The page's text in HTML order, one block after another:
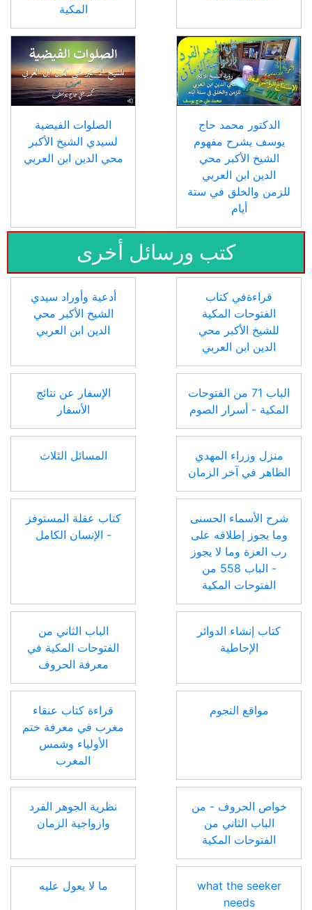
المكية
الدكتور محمد حاج
يوسف يشرح مفهوم
الشيخ الأكبر محي
الدين ابن العربي
للزمن والخلق في ستة
أيام
الصلوات الفيضية
لسيدي الشيخ الأكبر
محي الدين ابن العربي
كتب ورسائل أخرى
قراءةفي كتاب
الفتوحات المكية
للشيخ الأكبر محي
الدين ابن العربي
أدعية وأوراد سيدي
الشيخ الأكبر محي
الدين ابن العربي
الباب 71 من الفتوحات
المكية - أسرار الصوم
الإسفار عن نتائج
الأسفار
منزل وزراء المهدي
الظاهر في آخر الزمان
المسائل الثلاث
شرح الأسماء الحسنى
وما يجوز إطلاقه على
رب العزة وما لا يجوز
- الباب 558 من
الفتوحات المكية
كتاب عقلة المستوفز
- الإنسان الكامل
كتاب إنشاء الدوائر
الإحاطية
الباب الثاني من
الفتوحات المكية في
معرفة الحروف
مواقع النجوم
قراءة كتاب عنقاء
مغرب في معرفة ختم
الأولياء وشمس
المغرب
خواص الحروف - من
الباب الثاني من
الفتوحات المكية
نظرية الجوهر الفرد
وازواجية الزمان
what the seeker
needs
ما لا يعول عليه